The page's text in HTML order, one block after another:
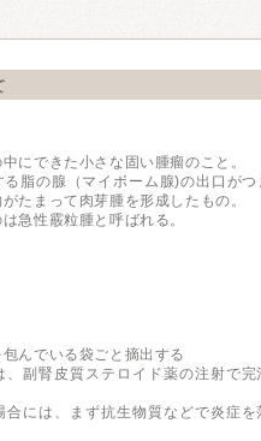
にできた小さな固い腫瘤のこと。
脂の腺（マイボーム腺)の出口がつ
たまって肉芽腫を形成したもの。
急性霰粒腫と呼ばれる。
包んでいる袋ごと摘出する
副腎皮質ステロイド薬の注射で完
には、まず抗生物質などで炎症を